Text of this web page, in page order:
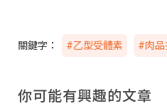
關鍵字： #乙型受體素 #肉品
你可能有興趣的文章